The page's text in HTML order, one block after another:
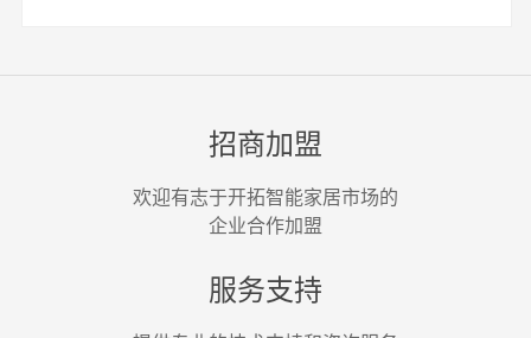
招商加盟
欢迎有志于开拓智能家居市场的
企业合作加盟
服务支持